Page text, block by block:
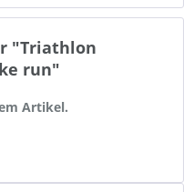
"Triathlon
run"
Artikel.